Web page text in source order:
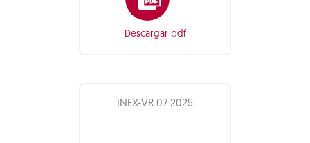
Descargar pdf
INEX-VR 07 2025